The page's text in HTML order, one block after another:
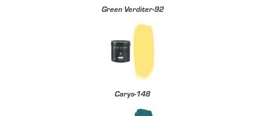
Green Verditer-92
Carys-148